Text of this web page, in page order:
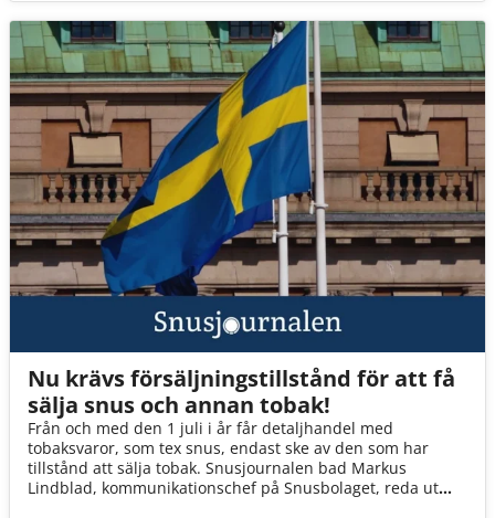
Nu krävs försäljningstillstånd för att få
sälja snus och annan tobak!
Från och med den 1 juli i år får detaljhandel med
tobaksvaror, som tex snus, endast ske av den som har
tillstånd att sälja tobak. Snusjournalen bad Markus
Lindblad, kommunikationschef på Snusbolaget, reda ut